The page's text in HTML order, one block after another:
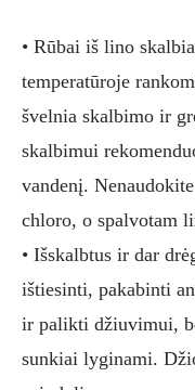
• Rūbai iš lino
temperatūroje
švelnia skalbimo ir
skalbimui
vandenį.
chloro, o spalvotam
• Išskalbtus ir dar
ištiesinti, pakabinti
ir palikti džiuvimui,
sunkiai lyginami.